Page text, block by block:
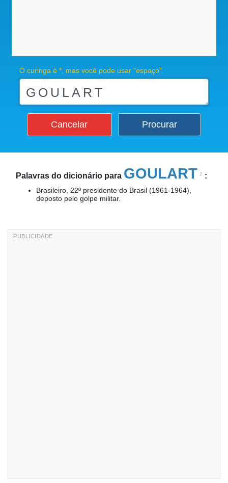
O curinga é *, mas você pode usar "espaço"
Cancelar Procurar
Palavras do dicionário para GOULART 1 :
Brasileiro, 22º presidente do Brasil (1961-1964),
deposto pelo golpe militar.